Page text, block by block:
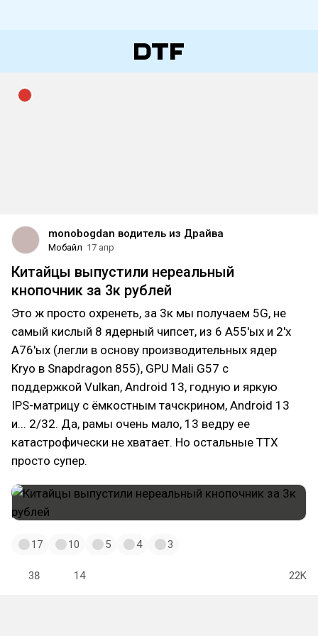
monobogdan водитель из Драйва
Мобайл 17 апр
Китайцы выпустили нереальный
кнопочник за 3к рублей
Это ж просто охренеть, за 3к мы получаем 5G, не
самый кислый 8 ядерный чипсет, из 6 А55'ых и 2'х
А76'ых (легли в основу производительных ядер
Kryo в Snapdragon 855), GPU Mali G57 с
поддержкой Vulkan, Android 13, годную и яркую
IPS-матрицу с ёмкостным тачскрином, Android 13
и... 2/32. Да, рамы очень мало, 13 ведру ее
катастрофически не хватает. Но остальные ТТХ
просто супер.
17 10 5 4 3
38 14 22K